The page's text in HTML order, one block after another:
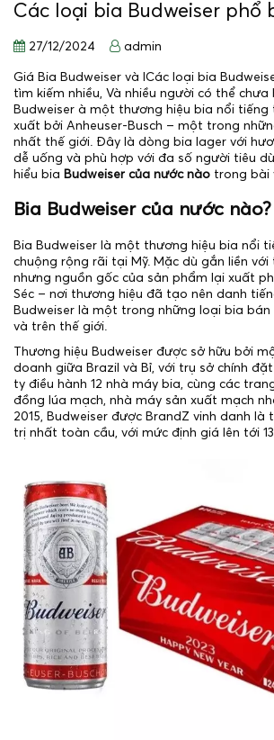
Các loại bia Budweiser phổ
27/12/2024 admin
Giá Bia Budweiser và lCác loại bia
tìm kiếm nhiều, Và nhiều người có thể
Budweiser à một thương hiệu bia nổi tiếng
xuất bởi Anheuser-Busch – một trong
nhất thế giới. Đây là dòng bia lager với
dễ uống và phù hợp với đa số người tiêu
hiểu bia Budweiser của nước nào trong bài
Bia Budweiser của nước nào?
Bia Budweiser là một thương hiệu bia nổi
chuộng rộng rãi tại Mỹ. Mặc dù gắn liền
nhưng nguồn gốc của sản phẩm lại xuất
Séc – nơi thương hiệu đã tạo nên danh
Budweiser là một trong những loại bia
và trên thế giới.
Thương hiệu Budweiser được sở hữu bởi
doanh giữa Brazil và Bỉ, với trụ sở chính
ty điều hành 12 nhà máy bia, cùng các
đồng lúa mạch, nhà máy sản xuất mạch
2015, Budweiser được BrandZ vinh danh là
trị nhất toàn cầu, với mức định giá lên tới